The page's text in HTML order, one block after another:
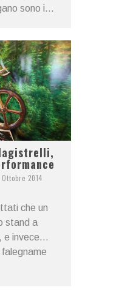
sono i...
Ottobre 2014
che un
stand a
e invece...
falegname